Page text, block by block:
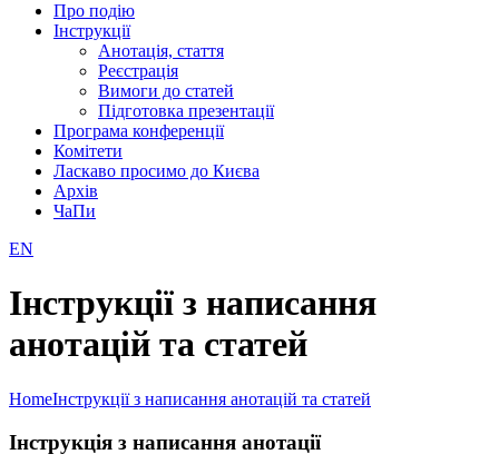
Про подію
Інструкції
Анотація, стаття
Реєстрація
Вимоги до статей
Підготовка презентації
Програма конференції
Комітети
Ласкаво просимо до Києва
Архів
ЧаПи
EN
Інструкції з написання
анотацій та статей
HomeІнструкції з написання анотацій та статей
Інструкція з написання анотації